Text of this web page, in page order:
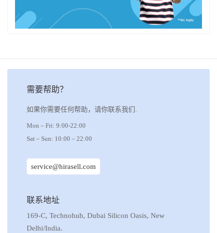
需要帮助？
如果你需要任何帮助，请你联系我们.
Mon – Fri: 9:00-22:00
Sat – Sun: 10:00 – 22:00
service@hirasell.com
联系地址
169-C, Technohub, Dubai Silicon Oasis, New
Delhi/India.